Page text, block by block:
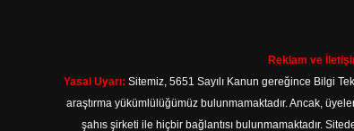
Reklam ve
Yasal Uyarı: Sitemiz, 5651 Sayılı Kanun gereğince Bilgi
araştırma yükümlülüğümüz bulunmamaktadır. Ancak,
şahıs şirketi ile hiçbir bağlantısı bulunmamaktadır.